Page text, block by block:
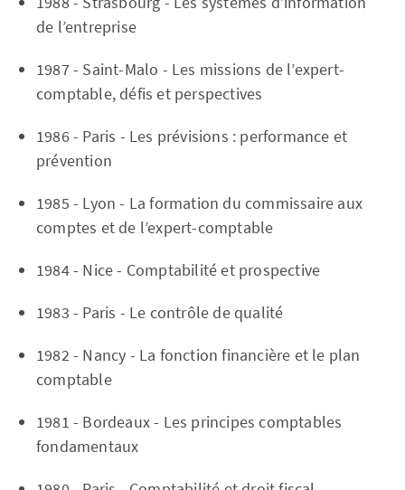
de l’entreprise
1987 - Saint-Malo - Les missions de l’expert-
comptable, défis et perspectives
1986 - Paris - Les prévisions : performance et
prévention
1985 - Lyon - La formation du commissaire aux
comptes et de l’expert-comptable
1984 - Nice - Comptabilité et prospective
1983 - Paris - Le contrôle de qualité
1982 - Nancy - La fonction financière et le plan
comptable
1981 - Bordeaux - Les principes comptables
fondamentaux